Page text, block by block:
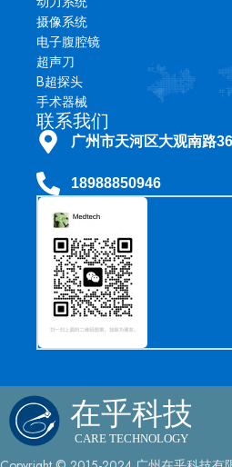
简要描述
奥林巴斯 BF-Q180 所用的螺旋管组件
支气管镜实现精确的“180°向上/130°
其内部的精密部件。
特点/功能
角度传输：它充当角度导线的导向装
圈管确保力直接传递至弯曲部分，而
组件屏蔽：它形成一个坚固但灵活的
光导在支气管分支完全伸展时被挤压或
响应式插入：对于 BF-Q180 而言，线
的“触感”，使医生在导航亚段支气管
规格说明
型号：BF-Q180
状况：全新
系列：螺旋管组件
材料：不锈钢
摄像系统
电子腹腔镜
超声刀
B超探头
手术器械
联系我们
广州市天河区大观南路
18988850946